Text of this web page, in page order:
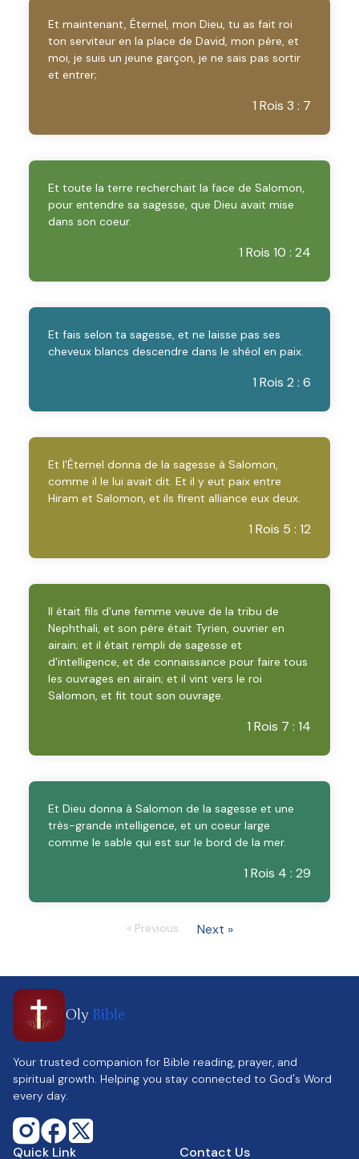
Et maintenant, Éternel, mon Dieu, tu as fait roi
ton serviteur en la place de David, mon père, et
moi, je suis un jeune garçon, je ne sais pas sortir
et entrer;
1 Rois 3 : 7
Et toute la terre recherchait la face de Salomon,
pour entendre sa sagesse, que Dieu avait mise
dans son coeur.
1 Rois 10 : 24
Et fais selon ta sagesse, et ne laisse pas ses
cheveux blancs descendre dans le shéol en paix.
1 Rois 2 : 6
Et l'Éternel donna de la sagesse à Salomon,
comme il le lui avait dit. Et il y eut paix entre
Hiram et Salomon, et ils firent alliance eux deux.
1 Rois 5 : 12
Il était fils d'une femme veuve de la tribu de
Nephthali, et son père était Tyrien, ouvrier en
airain; et il était rempli de sagesse et
d'intelligence, et de connaissance pour faire tous
les ouvrages en airain; et il vint vers le roi
Salomon, et fit tout son ouvrage.
1 Rois 7 : 14
Et Dieu donna à Salomon de la sagesse et une
très-grande intelligence, et un coeur large
comme le sable qui est sur le bord de la mer.
1 Rois 4 : 29
« Previous Next »
Oly Bible
Your trusted companion for Bible reading, prayer, and
spiritual growth. Helping you stay connected to God's Word
every day.
Quick Link Contact Us